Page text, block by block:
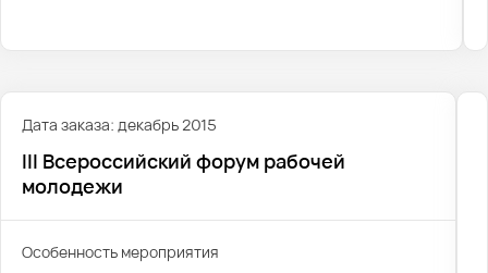
Дата заказа: декабрь 2015
III Всероссийский форум рабочей
молодежи
Особенность мероприятия